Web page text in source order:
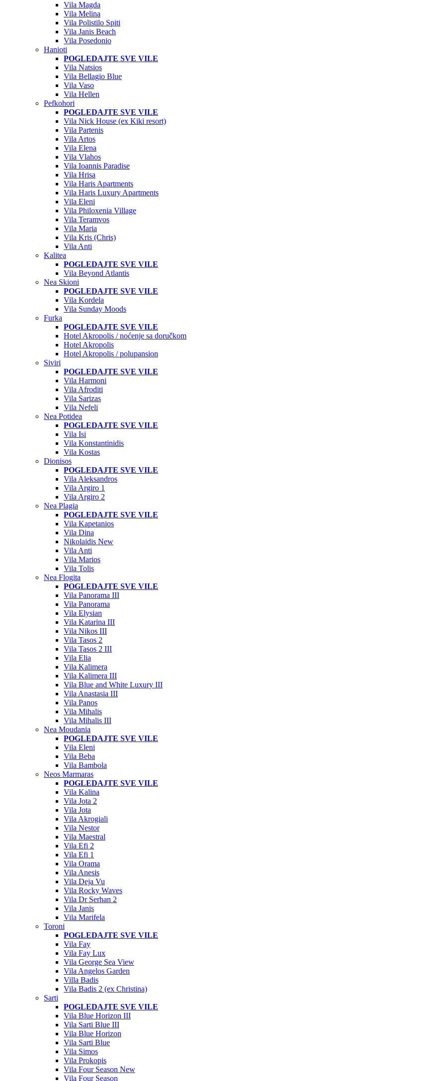
Vila Magda
Vila Melina
Vila Polistilo Spiti
Vila Janis Beach
Vila Posedonio
Hanioti
POGLEDAJTE SVE VILE
Vila Natsios
Vila Bellagio Blue
Vila Vaso
Vila Hellen
Pefkohori
POGLEDAJTE SVE VILE
Vila Nick House (ex Kiki resort)
Vila Partenis
Vila Artos
Vila Elena
Vila Vlahos
Vila Ioannis Paradise
Vila Hrisa
Vila Haris Apartments
Vila Haris Luxury Apartments
Vila Eleni
Vila Philoxenia Village
Vila Teramvos
Vila Maria
Vila Kris (Chris)
Vila Anti
Kalitea
POGLEDAJTE SVE VILE
Vila Beyond Atlantis
Nea Skioni
POGLEDAJTE SVE VILE
Vila Kordela
Vila Sunday Moods
Furka
POGLEDAJTE SVE VILE
Hotel Akropolis / noćenje sa doručkom
Hotel Akropolis
Hotel Akropolis / polupansion
Siviri
POGLEDAJTE SVE VILE
Vila Harmoni
Vila Afroditi
Vila Sarizas
Vila Nefeli
Nea Potidea
POGLEDAJTE SVE VILE
Vila Isi
Vila Konstantinidis
Vila Kostas
Dionisos
POGLEDAJTE SVE VILE
Vila Aleksandros
Vila Argiro 1
Vila Argiro 2
Nea Plagia
POGLEDAJTE SVE VILE
Vila Kapetanios
Vila Dina
Nikolaidis New
Vila Anti
Vila Marios
Vila Tolis
Nea Flogita
POGLEDAJTE SVE VILE
Vila Panorama III
Vila Panorama
Vila Elysian
Vila Katarina III
Vila Nikos III
Vila Tasos 2
Vila Tasos 2 III
Vila Elia
Vila Kalimera
Vila Kalimera III
Vila Blue and White Luxury III
Vila Anastasia III
Vila Panos
Vila Mihalis
Vila Mihalis III
Nea Moudania
POGLEDAJTE SVE VILE
Vila Eleni
Vila Beba
Vila Bambola
Neos Marmaras
POGLEDAJTE SVE VILE
Vila Kalina
Vila Jota 2
Vila Jota
Vila Akrogiali
Vila Nestor
Vila Maestral
Vila Efi 2
Vila Efi 1
Vila Orama
Vila Anesis
Vila Deja Vu
Vila Rocky Waves
Vila Dr Serhan 2
Vila Janis
Vila Marifela
Toroni
POGLEDAJTE SVE VILE
Vila Fay
Vila Fay Lux
Vila George Sea View
Vila Angelos Garden
Villa Badis
Vila Badis 2 (ex Christina)
Sarti
POGLEDAJTE SVE VILE
Vila Blue Horizon III
Vila Sarti Blue III
Vila Blue Horizon
Vila Sarti Blue
Vila Simos
Vila Prokopis
Vila Four Season New
Vila Four Season